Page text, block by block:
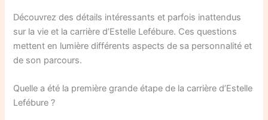
Découvrez des détails intéressants et parfois inattendus
sur la vie et la carrière d’Estelle Lefébure. Ces questions
mettent en lumière différents aspects de sa personnalité et
de son parcours.
Quelle a été la première grande étape de la carrière d’Estelle
Lefébure ?